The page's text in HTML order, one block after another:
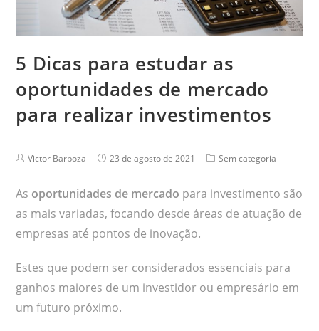
5 Dicas para estudar as
oportunidades de mercado
para realizar investimentos
Victor Barboza 23 de agosto de 2021 Sem categoria
As oportunidades de mercado para investimento são
as mais variadas, focando desde áreas de atuação de
empresas até pontos de inovação.
Estes que podem ser considerados essenciais para
ganhos maiores de um investidor ou empresário em
um futuro próximo.